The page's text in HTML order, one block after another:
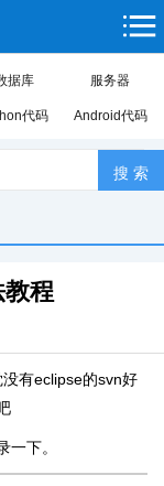
据库 服务器
代码 Android代码
程
有eclipse的svn好
下。